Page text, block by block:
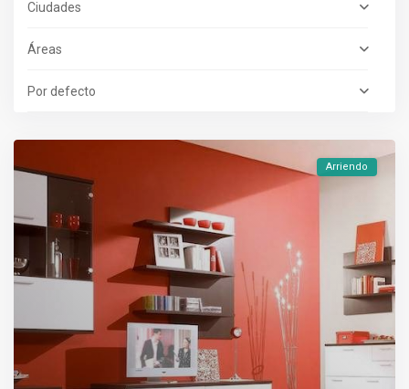
Ciudades
Áreas
Por defecto
Arriendo